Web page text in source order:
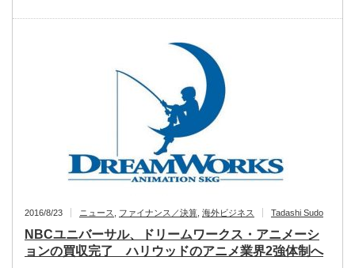
2016/8/23 ニュース ファイナンス／決算 海外ビジネス Tadashi Sudo
NBCユニバーサル、ドリームワークス・アニメーシ
ョンの買収完了 ハリウッドのアニメ業界2強体制へ